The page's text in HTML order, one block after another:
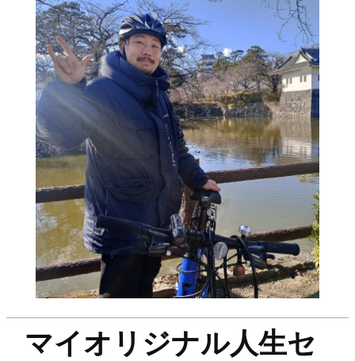
マイオリジナル人生セ